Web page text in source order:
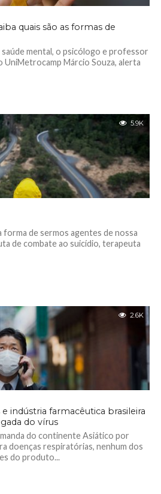
quais são as formas de
saúde mental, o psicólogo e professor
UniMetrocamp Márcio Souza, alerta
5.9K
de sermos agentes de nossa
de combate ao suicídio, terapeuta
2.6K
indústria farmacêutica brasileira
do vírus
do continente Asiático por
doenças respiratórias, nenhum dos
do produto...